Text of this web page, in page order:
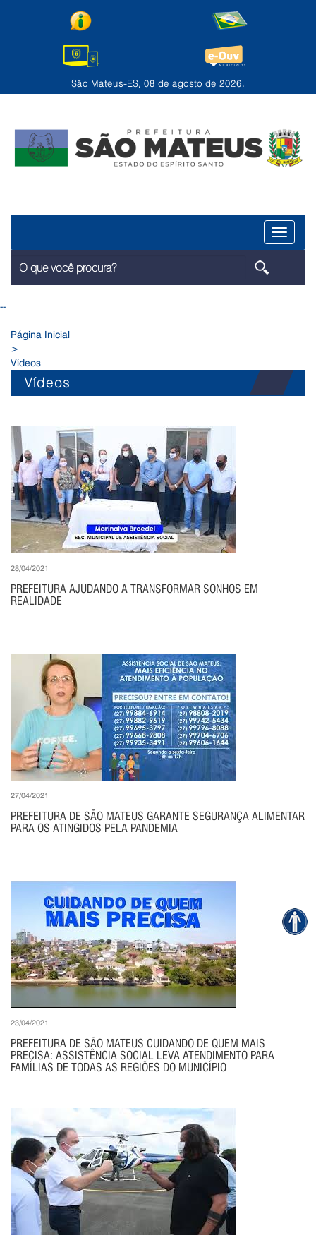
São Mateus-ES, 08 de agosto de 2026.
Menu
--
Página Inicial
>
Vídeos
Vídeos
28/04/2021
PREFEITURA AJUDANDO A TRANSFORMAR SONHOS EM
REALIDADE
27/04/2021
PREFEITURA DE SÃO MATEUS GARANTE SEGURANÇA ALIMENTAR
PARA OS ATINGIDOS PELA PANDEMIA
23/04/2021
PREFEITURA DE SÃO MATEUS CUIDANDO DE QUEM MAIS
PRECISA: ASSISTÊNCIA SOCIAL LEVA ATENDIMENTO PARA
FAMÍLIAS DE TODAS AS REGIÕES DO MUNICÍPIO